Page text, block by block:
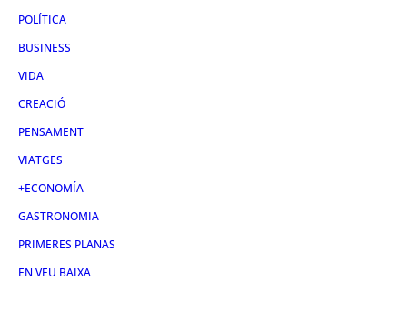
POLÍTICA
BUSINESS
VIDA
CREACIÓ
PENSAMENT
VIATGES
+ECONOMÍA
GASTRONOMIA
PRIMERES PLANAS
EN VEU BAIXA